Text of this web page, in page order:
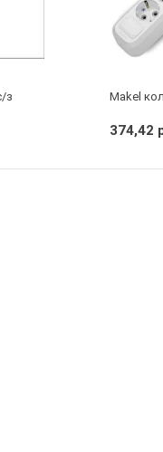
з Makel
374,42